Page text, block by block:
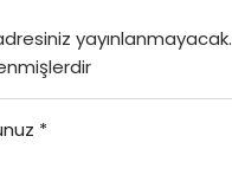
yayınlanmayacak.
*